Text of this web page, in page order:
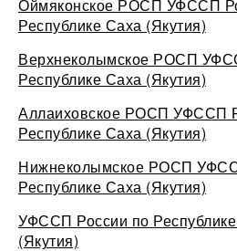
Оймяконское РОСП УФССП
Республике Саха (Якутия)
Верхнеколымское РОСП
Республике Саха (Якутия)
Аллаиховское РОСП УФССП
Республике Саха (Якутия)
Нижнеколымское РОСП
Республике Саха (Якутия)
УФССП России по
(Якутия)